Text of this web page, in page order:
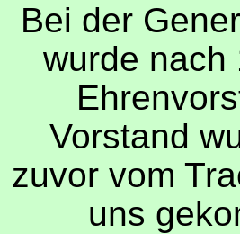
Bei der
wurde nach
Vorstand
zuvor vom
uns